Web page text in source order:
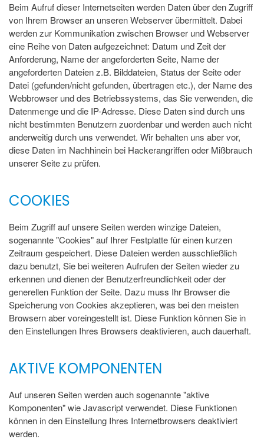
Beim Aufruf dieser Internetseiten werden Daten über den Zugriff
von Ihrem Browser an unseren Webserver übermittelt. Dabei
werden zur Kommunikation zwischen Browser und Webserver
eine Reihe von Daten aufgezeichnet: Datum und Zeit der
Anforderung, Name der angeforderten Seite, Name der
angeforderten Dateien z.B. Bilddateien, Status der Seite oder
Datei (gefunden/nicht gefunden, übertragen etc.), der Name des
Webbrowser und des Betriebssystems, das Sie verwenden, die
Datenmenge und die IP-Adresse. Diese Daten sind durch uns
nicht bestimmten Benutzern zuordenbar und werden auch nicht
anderweitig durch uns verwendet. Wir behalten uns aber vor,
diese Daten im Nachhinein bei Hackerangriffen oder Mißbrauch
unserer Seite zu prüfen.
COOKIES
Beim Zugriff auf unsere Seiten werden winzige Dateien,
sogenannte "Cookies" auf Ihrer Festplatte für einen kurzen
Zeitraum gespeichert. Diese Dateien werden ausschließlich
dazu benutzt, Sie bei weiteren Aufrufen der Seiten wieder zu
erkennen und dienen der Benutzerfreundlichkeit oder der
generellen Funktion der Seite. Dazu muss Ihr Browser die
Speicherung von Cookies akzeptieren, was bei den meisten
Browsern aber voreingestellt ist. Diese Funktion können Sie in
den Einstellungen Ihres Browsers deaktivieren, auch dauerhaft.
AKTIVE KOMPONENTEN
Auf unseren Seiten werden auch sogenannte "aktive
Komponenten" wie Javascript verwendet. Diese Funktionen
können in den Einstellung Ihres Internetbrowsers deaktiviert
werden.